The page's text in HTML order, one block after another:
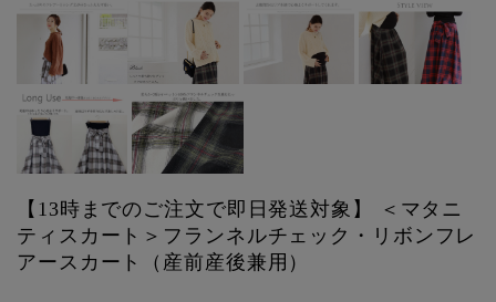
【13時までのご注文で即日発送対象】 ＜マタニ
ティスカート＞フランネルチェック・リボンフレ
アースカート（産前産後兼用）